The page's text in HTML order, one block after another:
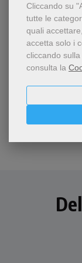
Cliccando su
tutte le
quali
accetta solo i
cliccando
consulta la